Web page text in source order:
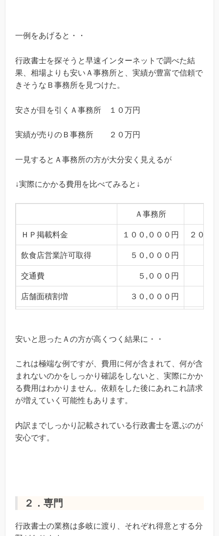
一例をあげると・・
行政書士を探そうと早速インターネットで調べた結
果、相場よりも安いＡ事務所と、実績が豊富で信頼で
きそうなＢ事務所を見つけた。
安さが目を引くＡ事務所 １０万円
実績が売りのＢ事務所 ２０万円
一見するとＡ事務所の方が大分安く見えるが
↓実際にかかる費用を比べてみると↓
Ａ事務所
ＨＰ掲載料金 １００,０００円 ２００,
飲食店営業許可取得 ５０,０００円
交通費 ５,０００円
店舗面積割増 ３０,０００円
消費税 １９,５００円
申請手数料(警察・保健所) ４０,０００円 ４０,
合計 ２５４,５００円 ２４０,
安いと思ったＡの方が高くつく結果に・・
これは極端な例ですが、費用に何が含まれて、何が含
まれないのかをしっかり確認をしないと、実際にかか
る費用はわかりません。依頼をした後にあれこれ請求
が増えていく可能性もあります。
内訳までしっかり記載されている行政書士を選ぶのが
安心です。
２．専門
行政書士の業務は多岐に渡り、それぞれ得意とする分